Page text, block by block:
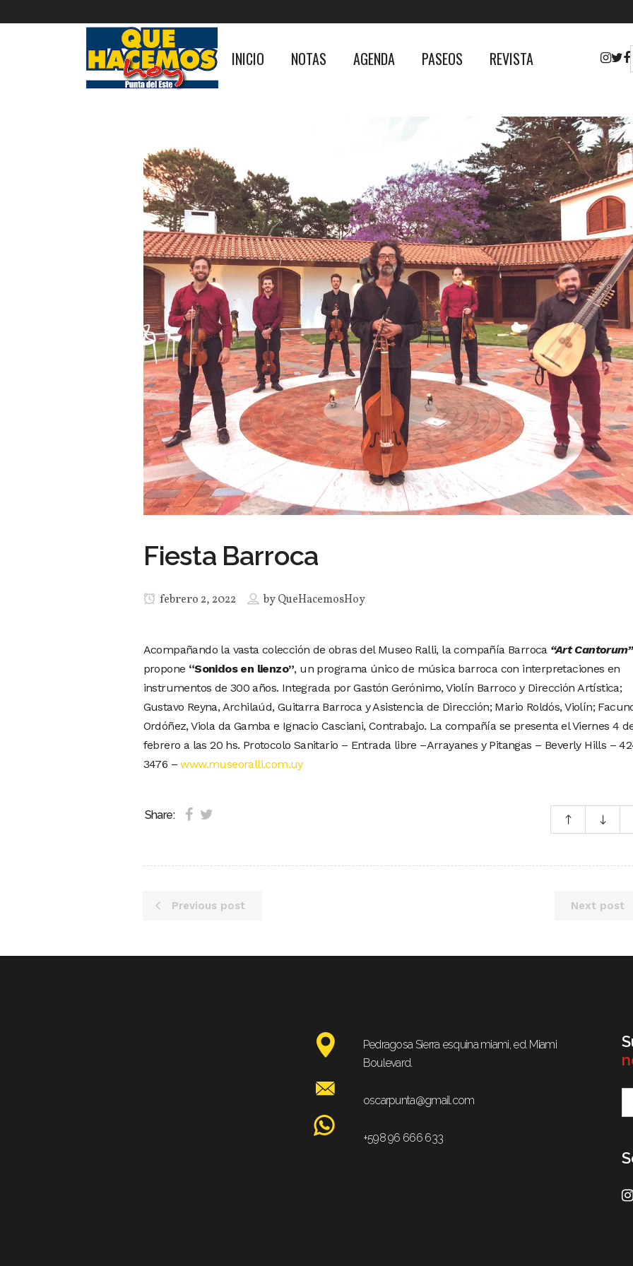
INICIO NOTAS AGENDA PASEOS REVISTA
Fiesta Barroca
febrero 2, 2022 byQueHacemosHoy
Acompañando la vasta colección de obras del Museo Ralli, la compañía Barroca “Art Cantorum”
propone “Sonidos en lienzo”, un programa único de música barroca con interpretaciones en
instrumentos de 300 años. Integrada por Gastón Gerónimo, Violín Barroco y Dirección Artística;
Gustavo Reyna, Archilaúd, Guitarra Barroca y Asistencia de Dirección; Mario Roldós, Violín;
Ordóñez, Viola da Gamba e Ignacio Casciani, Contrabajo. La compañía se presenta el Viernes 4
febrero a las 20 hs. Protocolo Sanitario – Entrada libre –Arrayanes y Pitangas – Beverly Hills –
3476 –www.museoralli.com.uy
Share:
Previous post Next post
Pedragosa Sierra esquina miami, ed. Miami
Boulevard.
oscarpunta@gmail.com
+598 96 666 633